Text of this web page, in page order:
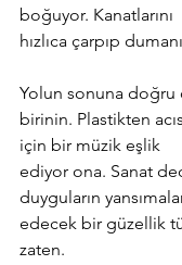
boğuyor. Kanatlarını
hızlıca çarpıp
Yolun sonuna doğru
birinin. Plastikten
için bir müzik eşlik
ediyor ona. Sanat
duyguların
edecek bir güzellik
zaten.